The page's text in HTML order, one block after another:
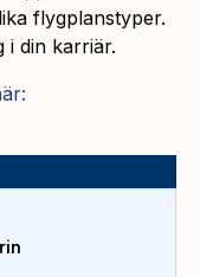
flygplanstyper.
i din karriär.